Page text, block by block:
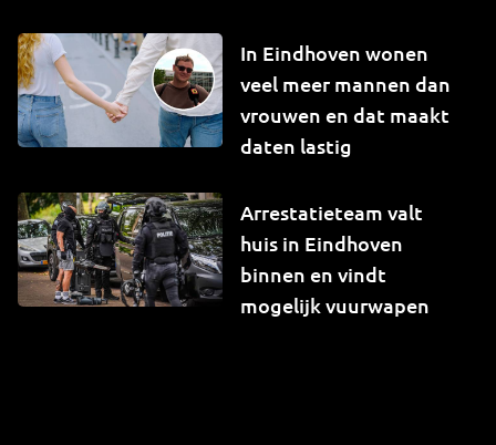
In Eindhoven wonen
veel meer mannen dan
vrouwen en dat maakt
daten lastig
Arrestatieteam valt
huis in Eindhoven
binnen en vindt
mogelijk vuurwapen